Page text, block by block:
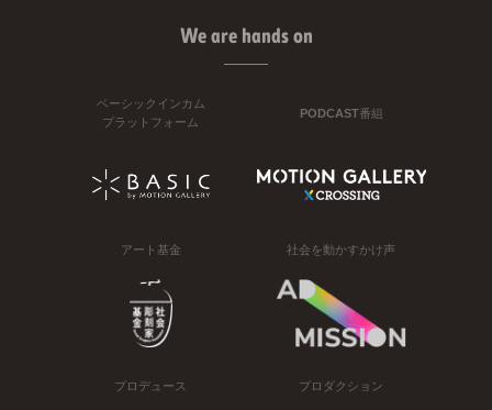
We are hands on
ベーシックインカム
プラットフォーム
PODCAST番組
アート基金 社会を動かすかけ声
プロデュース プロダクション